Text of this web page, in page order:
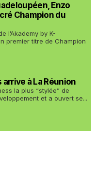
Enzo
Champion du
l’Akademy by K-
premier titre de Champion
à La Réunion
la plus “stylée” de
et a ouvert se...